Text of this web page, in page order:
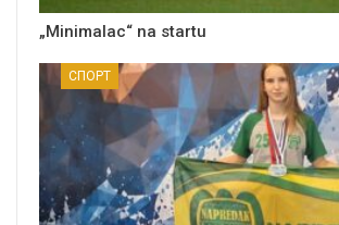
„Minimalac“ na startu
СПОРТ